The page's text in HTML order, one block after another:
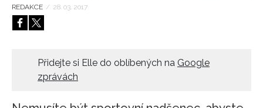
HOME
REDAKCE / 28. 03. 2017
Přidejte si Elle do oblíbených na Google
zprávách